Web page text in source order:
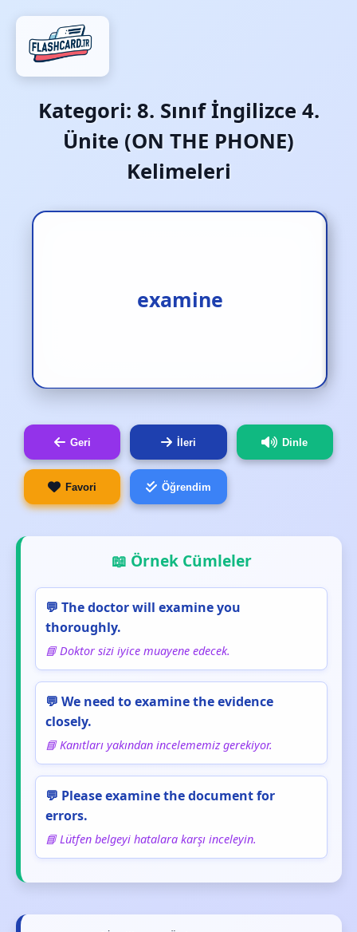
Kategori: 8. Sınıf İngilizce 4.
Ünite (ON THE PHONE)
Kelimeleri
examine
muayene etmek
Geri İleri Dinle
Favori Öğrendim
📖 Örnek Cümleler
💬 The doctor will examine you
thoroughly.
📘 Doktor sizi iyice muayene edecek.
💬 We need to examine the evidence
closely.
📘 Kanıtları yakından incelememiz gerekiyor.
💬 Please examine the document for
errors.
📘 Lütfen belgeyi hatalara karşı inceleyin.